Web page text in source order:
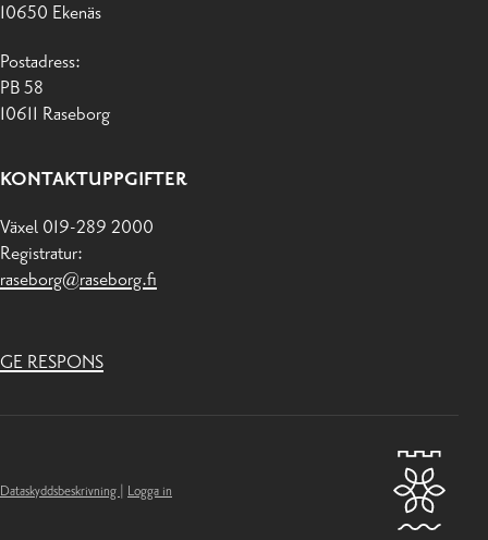
10650 Ekenäs
Postadress:
PB 58
10611 Raseborg
KONTAKTUPPGIFTER
Växel 019-289 2000
Registratur:
raseborg@raseborg.fi
GE RESPONS
Dataskyddsbeskrivning Logga in